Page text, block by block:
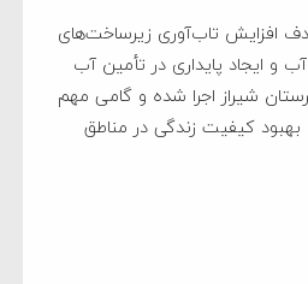
افزایش تاب‌آوری زیرساخت‌های
و ایجاد پایداری در تأمین آب
شیراز اجرا شده و گامی مهم
کیفیت زندگی در مناطق